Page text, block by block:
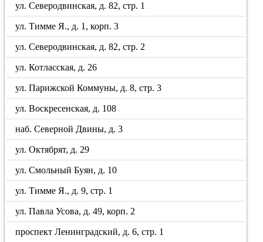
ул. Северодвинская, д. 82, стр. 1
ул. Тимме Я., д. 1, корп. 3
ул. Северодвинская, д. 82, стр. 2
ул. Котласская, д. 26
ул. Парижской Коммуны, д. 8, стр. 3
ул. Воскресенская, д. 108
наб. Северной Двины, д. 3
ул. Октябрят, д. 29
ул. Смольный Буян, д. 10
ул. Тимме Я., д. 9, стр. 1
ул. Павла Усова, д. 49, корп. 2
проспект Ленинградский, д. 6, стр. 1